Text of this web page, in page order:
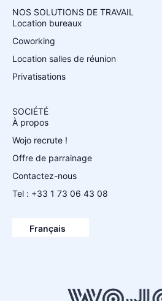
NOS SOLUTIONS DE TRAVAIL
Location bureaux
Coworking
Location salles de réunion
Privatisations
SOCIÉTÉ
À propos
Wojo recrute !
Offre de parrainage
Contactez-nous
Tel : +33 1 73 06 43 08
Français
Español
Deutsch